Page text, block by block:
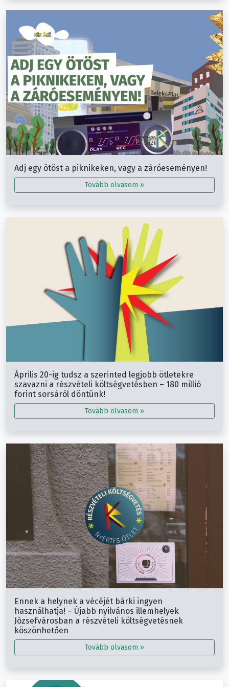
Adj egy ötöst a piknikeken, vagy a záróeseményen!
Tovább olvasom »
Április 20-ig tudsz a szerinted legjobb ötletekre
szavazni a részvételi költségvetésben – 180 millió
forint sorsáról döntünk!
Tovább olvasom »
Ennek a helynek a vécéjét bárki ingyen
használhatja! – Újabb nyilvános illemhelyek
Józsefvárosban a részvételi költségvetésnek
köszönhetően
Tovább olvasom »